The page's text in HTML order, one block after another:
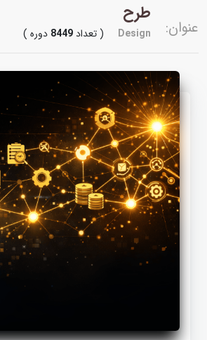
عنوان:
طرح
Design ( تعداد8449دوره )